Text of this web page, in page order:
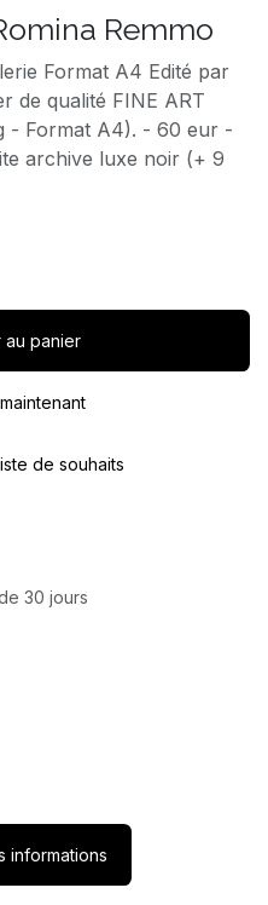
Remmo
Format A4 Edité par
de qualité FINE ART
A4). - 60 eur -
archive luxe noir (+ 9
au panier
de souhaits
30 jours
informations